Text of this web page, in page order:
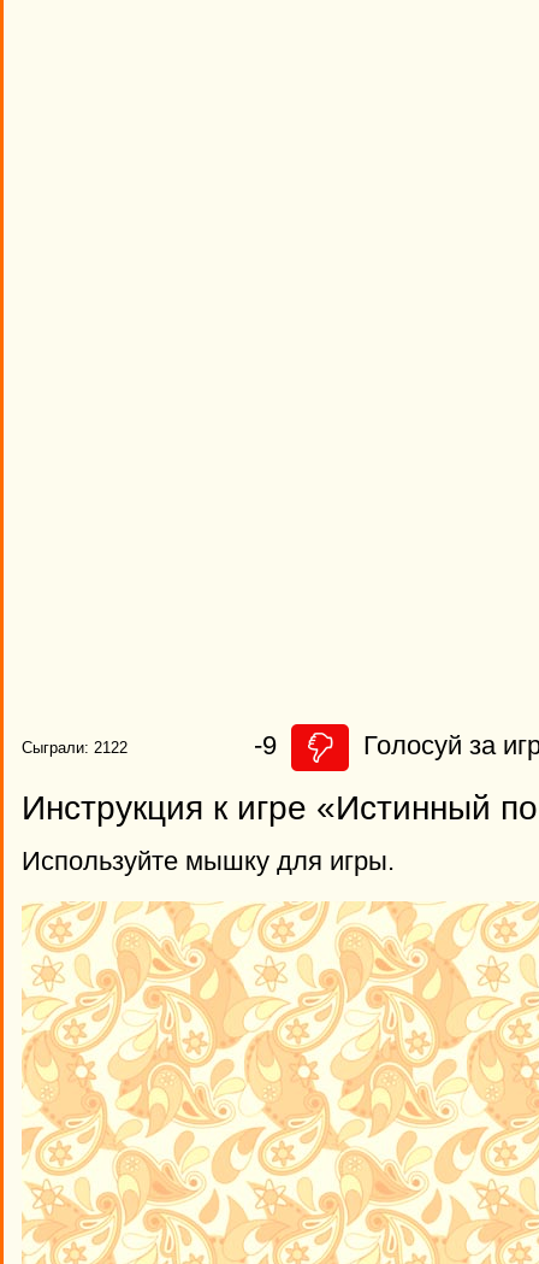
Сыграли: 2122 -9 Голосуй за
Инструкция к игре «Истинный
Используйте мышку для игры.